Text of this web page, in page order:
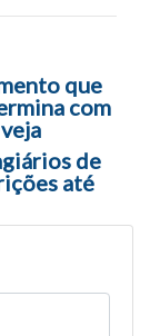
que
com
de
até